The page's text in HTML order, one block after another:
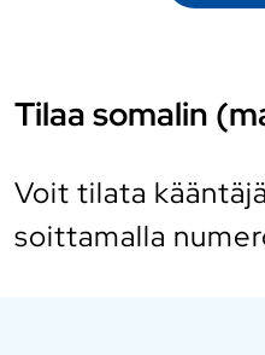
Tilaa somalin
Voit tilata
soittamalla